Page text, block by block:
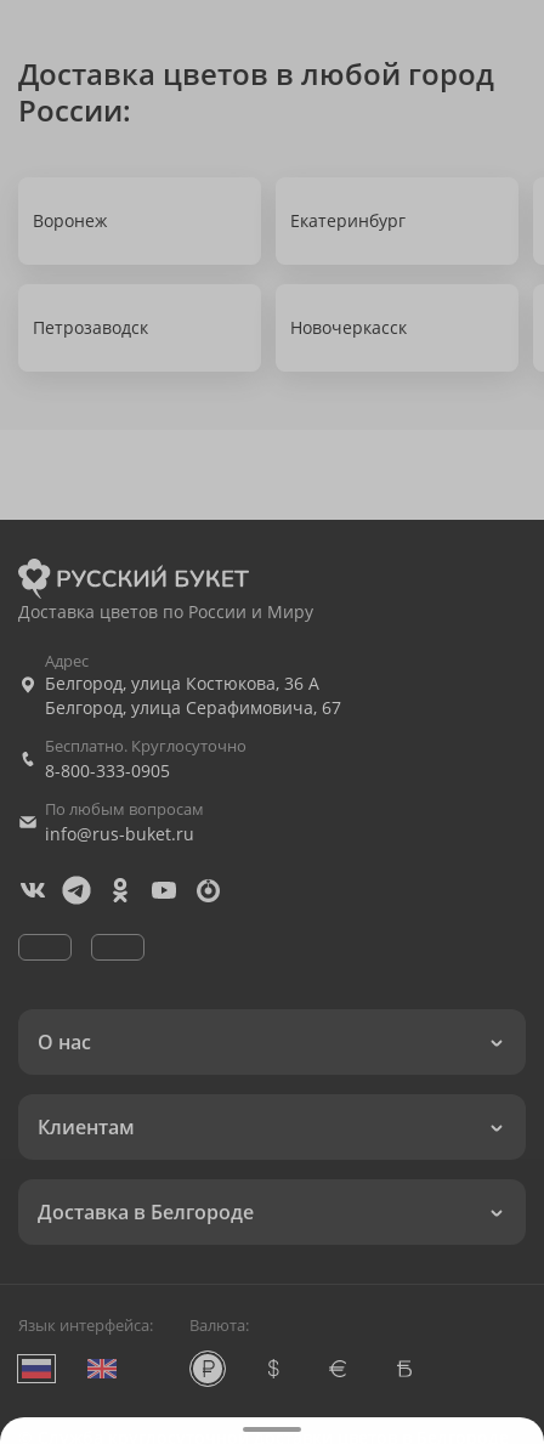
Доставка цветов в любой город
России:
Воронеж Екатеринбург
Петрозаводск Новочеркасск
Доставка цветов по России и Миру
Адрес
Белгород, улица Костюкова, 36 А
Белгород, улица Серафимовича, 67
Бесплатно. Круглосуточно
8-800-333-0905
По любым вопросам
info@rus-buket.ru
О нас
Клиентам
Доставка в Белгороде
Язык интерфейса: Валюта:
Служба круглосуточной доставки цветов в Белгороде